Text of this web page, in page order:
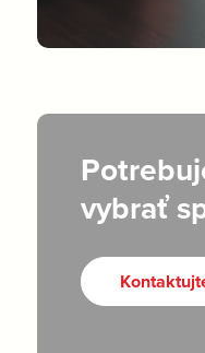
vybrať